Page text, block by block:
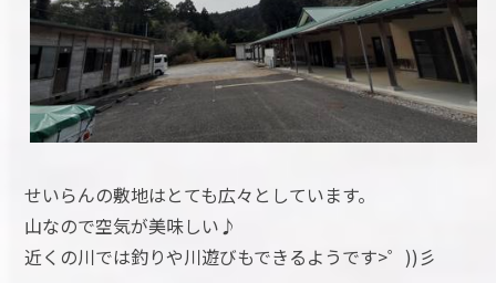
せいらんの敷地はとても広々としています。
山なので空気が美味しい♪
近くの川では釣りや川遊びもできるようです>゜))彡